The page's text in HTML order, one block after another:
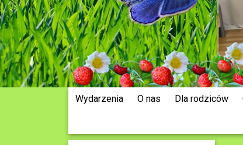
Wydarzenia O nas Dla rodziców